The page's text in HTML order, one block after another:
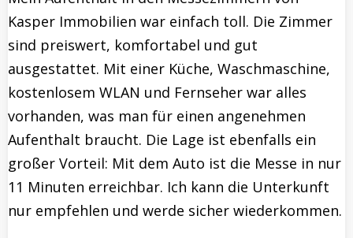
Kasper Immobilien war einfach toll. Die Zimmer
sind preiswert, komfortabel und gut
ausgestattet. Mit einer Küche, Waschmaschine,
kostenlosem WLAN und Fernseher war alles
vorhanden, was man für einen angenehmen
Aufenthalt braucht. Die Lage ist ebenfalls ein
großer Vorteil: Mit dem Auto ist die Messe in nur
11 Minuten erreichbar. Ich kann die Unterkunft
nur empfehlen und werde sicher wiederkommen.